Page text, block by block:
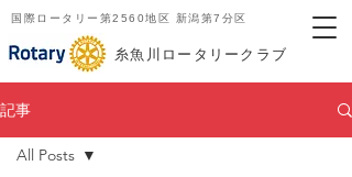
​糸魚川ロータリークラブ
国際ロータリー第2560地区 新潟第7分区
記事
All Posts